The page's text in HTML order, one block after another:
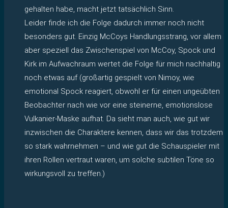
gehalten habe, macht jetzt tatsächlich Sinn.
Leider finde ich die Folge dadurch immer noch nicht
besonders gut. Einzig McCoys Handlungsstrang, vor allem
aber speziell das Zwischenspiel von McCoy, Spock und
Kirk im Aufwachraum wertet die Folge für mich nachhaltig
noch etwas auf (großartig gespielt von Nimoy, wie
emotional Spock reagiert, obwohl er für einen ungeübten
Beobachter nach wie vor eine steinerne, emotionslose
Vulkanier-Maske aufhat. Da sieht man auch, wie gut wir
inzwischen die Charaktere kennen, dass wir das trotzdem
so stark wahrnehmen – und wie gut die Schauspieler mit
ihren Rollen vertraut waren, um solche subtilen Töne so
wirkungsvoll zu treffen.)